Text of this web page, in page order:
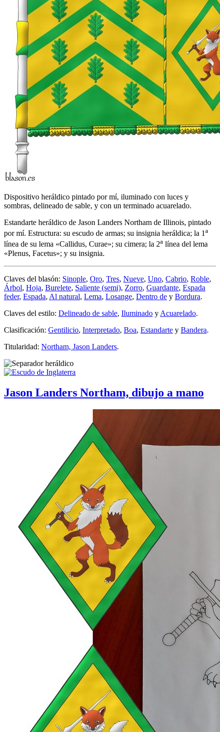
Dispositivo heráldico pintado por mí, iluminado con luces y
sombras, delineado de sable, y con un terminado acuarelado.
Estandarte heráldico de Jason Landers Northam de Illinois, pintado
por mí. Estructura: su escudo de armas; su insignia heráldica; la 1 a
línea de su lema «Callidus, Curae»; su cimera; la 2a línea del lema
«Plenus, Facetus»; y su insignia.
Claves del blasón: Sinople, Oro, Tres, Nueve, Uno, Cabrio, Roble,
Árbol, Hoja, Burelete, Saliente (semi), Zorro, Guardante, Espada
feder, Espada, Al natural, Lema, Losange, Dentro de y Bordura.
Claves del estilo: Delineado de sable, Iluminado y Acuarelado.
Clasificación: Gentilicio, Interpretado, Boa, Estandarte y Bandera.
Titularidad: Northam, Jason Landers.
Jason Landers Northam, dibujo a mano